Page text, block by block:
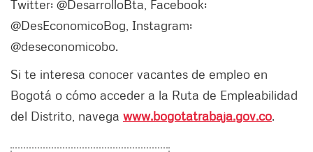
Twitter: @DesarrolloBta, Facebook:
@DesEconomicoBog, Instagram:
@deseconomicobo.
Si te interesa conocer vacantes de empleo en
Bogotá o cómo acceder a la Ruta de Empleabilidad
del Distrito, navega www.bogotatrabaja.gov.co.